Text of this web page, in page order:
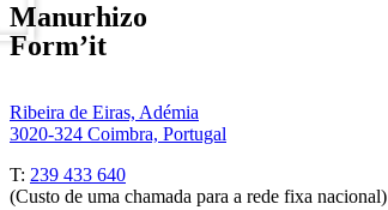
Manurhizo
Form’it
Ribeira de Eiras, Adémia
3020-324 Coimbra, Portugal
T: 239 433 640
(Custo de uma chamada para a rede fixa nacional)